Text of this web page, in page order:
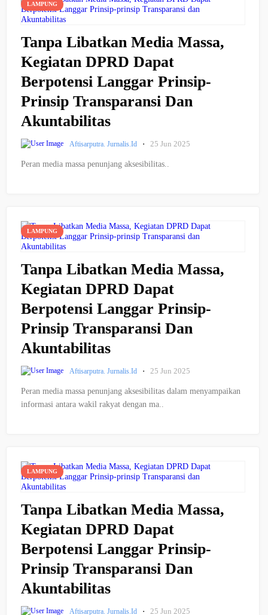
LAMPUNG
Tanpa Libatkan Media Massa,
Kegiatan DPRD Dapat
Berpotensi Langgar Prinsip-
Prinsip Transparansi Dan
Akuntabilitas
Aftisarputra. Jurnalis.id · 25 Jun 2025
Peran media massa penunjang aksesibilitas..
LAMPUNG
Tanpa Libatkan Media Massa,
Kegiatan DPRD Dapat
Berpotensi Langgar Prinsip-
Prinsip Transparansi Dan
Akuntabilitas
Aftisarputra. Jurnalis.id · 25 Jun 2025
Peran media massa penunjang aksesibilitas dalam menyampaikan
informasi antara wakil rakyat dengan ma..
LAMPUNG
Tanpa Libatkan Media Massa,
Kegiatan DPRD Dapat
Berpotensi Langgar Prinsip-
Prinsip Transparansi Dan
Akuntabilitas
Aftisarputra. Jurnalis.id · 25 Jun 2025